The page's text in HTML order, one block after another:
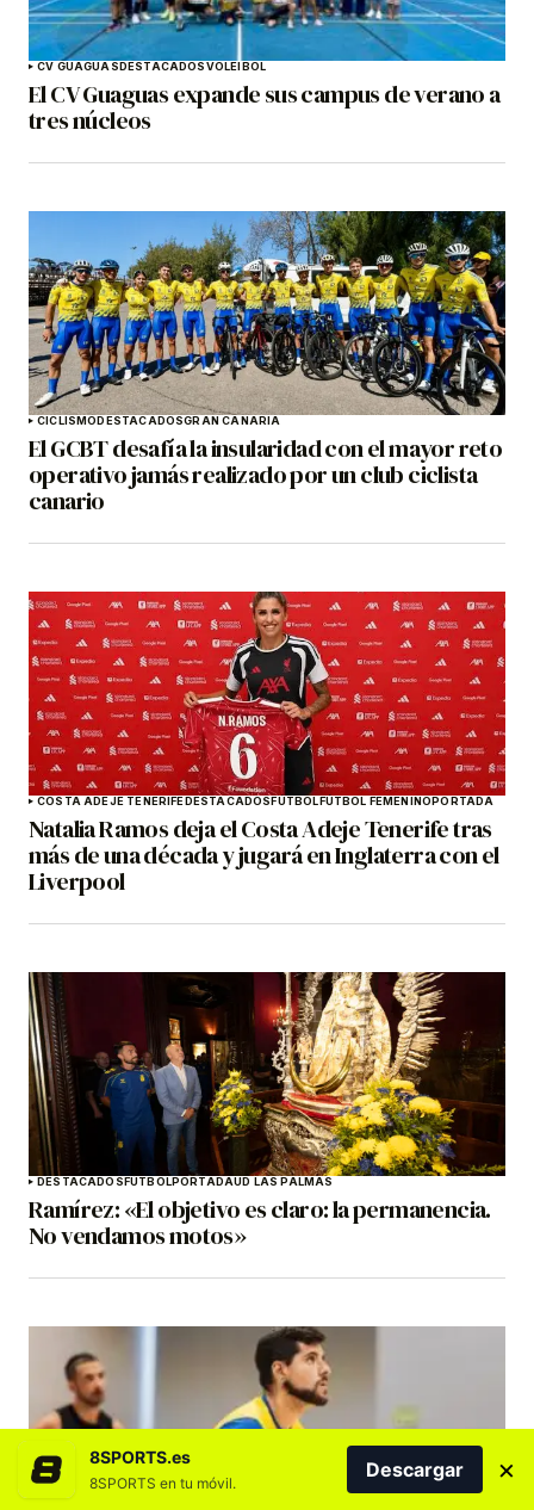
CV GUAGUASDESTACADOSVOLEIBOL
El CV Guaguas expande sus campus de verano a
tres núcleos
CICLISMODESTACADOSGRAN CANARIA
El GCBT desafía la insularidad con el mayor reto
operativo jamás realizado por un club ciclista
canario
COSTA ADEJE TENERIFEDESTACADOSFÚTBOLFÚTBOL FEMENINOPORTADA
Natalia Ramos deja el Costa Adeje Tenerife tras
más de una década y jugará en Inglaterra con el
Liverpool
DESTACADOSFÚTBOLPORTADAUD LAS PALMAS
Ramírez: «El objetivo es claro: la permanencia.
No vendamos motos»
8SPORTS.es
8SPORTS en tu móvil.
Descargar ×